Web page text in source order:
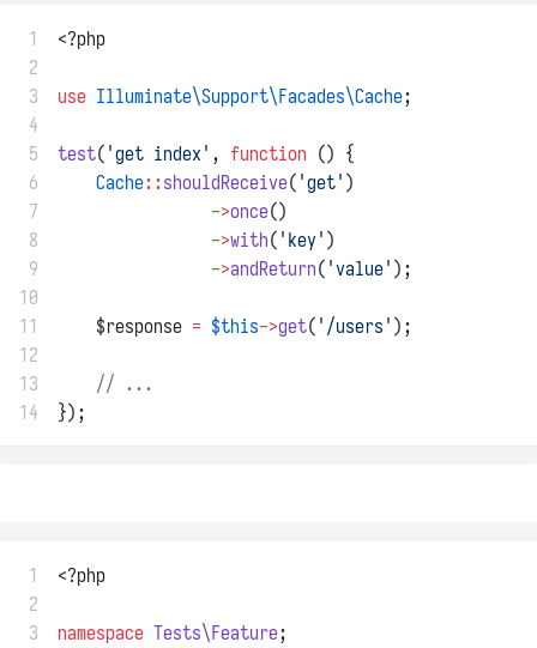
1
<?php
2
3
use Illuminate\Support\Facades\Cache;
4
5
test( 'get index' , function () {
6
Cache::shouldReceive( 'get' )
7
->once()
8
->with( 'key' )
9
->andReturn( 'value' );
10
11
    $response
= $this->get( '/users' );
12
13
// ...
14
});
1
<?php
2
3
namespace Tests\Feature;